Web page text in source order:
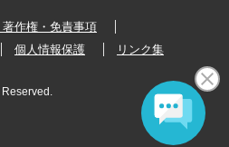
著作権・免責事項
個人情報保護 リンク集